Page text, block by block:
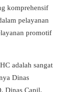
komprehensif
pelayanan
promotif
adalah sangat
Dinas
Dinas Capil,